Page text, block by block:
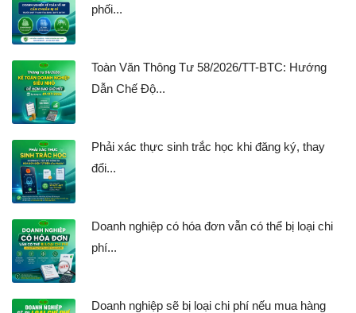
phối...
Toàn Văn Thông Tư 58/2026/TT-BTC: Hướng
Dẫn Chế Độ...
Phải xác thực sinh trắc học khi đăng ký, thay
đổi...
Doanh nghiệp có hóa đơn vẫn có thể bị loại chi
phí...
Doanh nghiệp sẽ bị loại chi phí nếu mua hàng